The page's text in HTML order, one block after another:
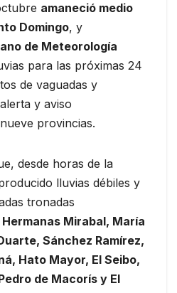
amaneció medio
Domingo, y
de Meteorología
para las próximas 24
de vaguadas y
y aviso
provincias.
desde horas de la
lluvias débiles y
tronadas
Mirabal, María
Sánchez Ramírez,
Hato Mayor, El Seibo,
de Macorís y El